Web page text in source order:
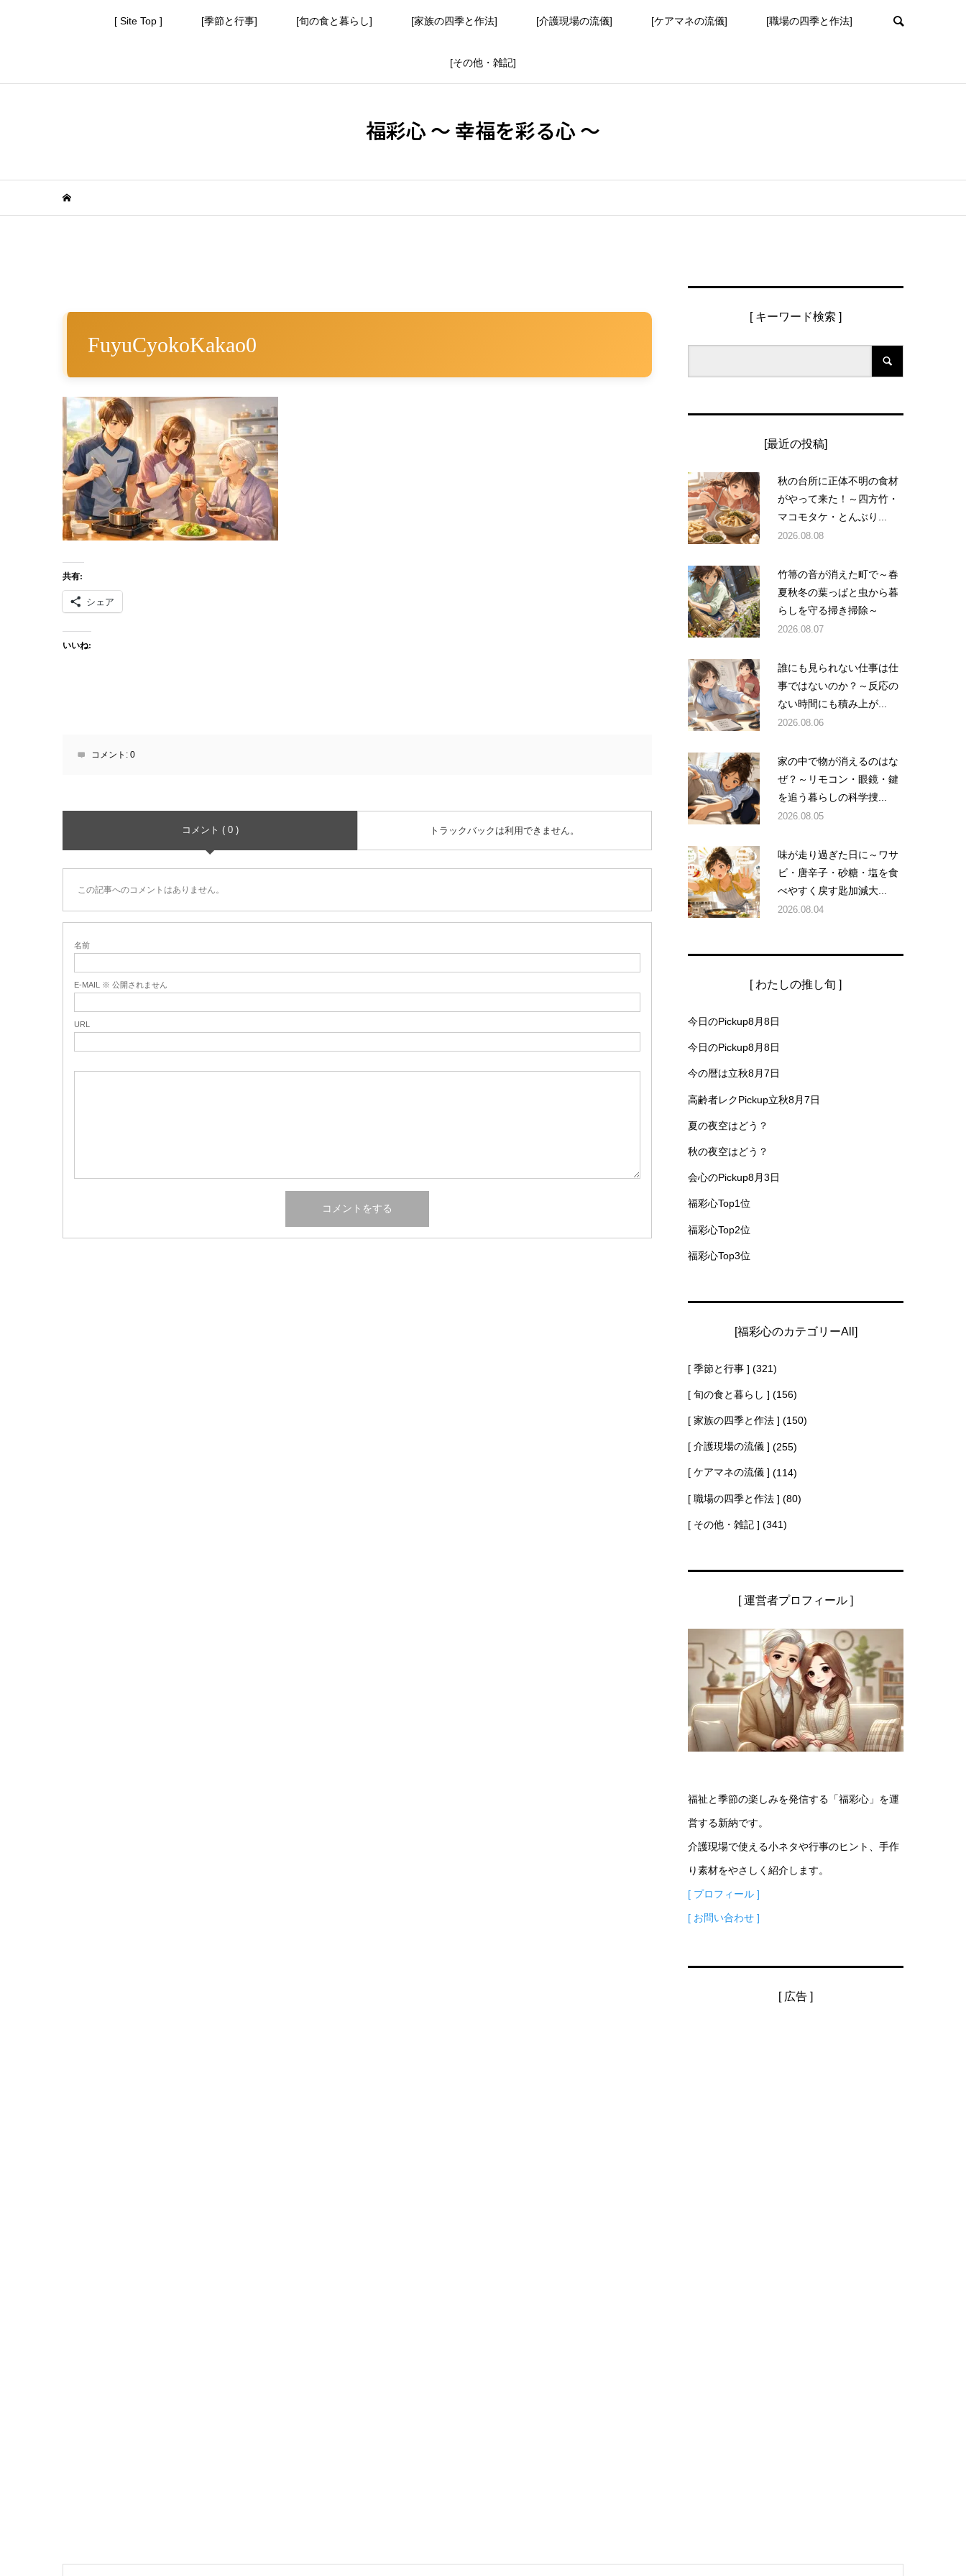
[ Site Top ] [季節と行事] [旬の食と暮らし] [家族の四季と作法] [介護現場の流儀] [ケアマネの流儀] [職場の四季と作法]
[その他・雑記]
福彩心 ～ 幸福を彩る心 ～
FuyuCyokoKakao0
共有:
シェア
いいね:
コメント: 0
コメント ( 0 ) トラックバックは利用できません。
この記事へのコメントはありません。
名前
E-MAIL ※ 公開されません
URL
[ キーワード検索 ]
[最近の投稿]
秋の台所に正体不明の食材
がやって来た！～四方竹・
マコモタケ・とんぶり...
2026.08.08
竹箒の音が消えた町で～春
夏秋冬の葉っぱと虫から暮
らしを守る掃き掃除～
2026.08.07
誰にも見られない仕事は仕
事ではないのか？～反応の
ない時間にも積み上が...
2026.08.06
家の中で物が消えるのはな
ぜ？～リモコン・眼鏡・鍵
を追う暮らしの科学捜...
2026.08.05
味が走り過ぎた日に～ワサ
ビ・唐辛子・砂糖・塩を食
べやすく戻す匙加減大...
2026.08.04
[ わたしの推し旬 ]
今日のPickup8月8日
今日のPickup8月8日
今の暦は立秋8月7日
高齢者レクPickup立秋8月7日
夏の夜空はどう？
秋の夜空はどう？
会心のPickup8月3日
福彩心Top1位
福彩心Top2位
福彩心Top3位
[福彩心のカテゴリーAll]
[ 季節と行事 ] (321)
[ 旬の食と暮らし ] (156)
[ 家族の四季と作法 ] (150)
[ 介護現場の流儀 ] (255)
[ ケアマネの流儀 ] (114)
[ 職場の四季と作法 ] (80)
[ その他・雑記 ] (341)
[ 運営者プロフィール ]
福祉と季節の楽しみを発信する「福彩心」を運
営する新納です。
介護現場で使える小ネタや行事のヒント、手作
り素材をやさしく紹介します。
[ プロフィール ]
[ お問い合わせ ]
[ 広告 ]